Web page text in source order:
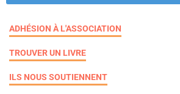
ADHÉSION À L'ASSOCIATION
TROUVER UN LIVRE
ILS NOUS SOUTIENNENT